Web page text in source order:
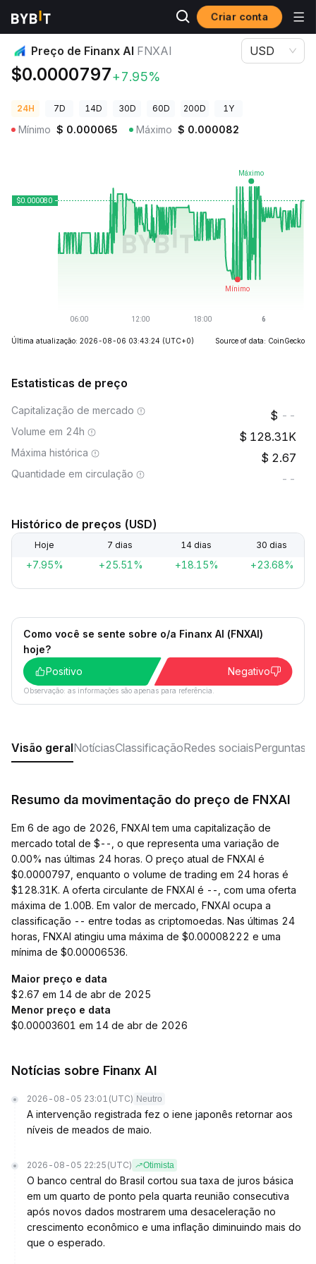
Criar conta
Preços de Criptomoedas Preço de Finanx AI FNXAI
Preço de Finanx AI FNXAI
$0.0000797+7.95%
USD
24H 7D 14D 30D 60D 200D 1Y
Mínimo $ 0.000065 Máximo $ 0.000082
Última atualização: 2026-08-06 03:43:24 (UTC+0) Source of data: CoinGecko
Estatisticas de preço
Capitalização de mercado --
Volume em 24h 128.31K
Máxima histórica 2.67
Quantidade em circulação --
Histórico de preços (USD)
Hoje 7 dias 14 dias 30 dias
+7.95% +25.51% +18.15% +23.68%
Como você se sente sobre o/a Finanx AI (FNXAI)
hoje?
Positivo
Negativo
Observação: as informações são apenas para referência.
Visão geralNotíciasClassificaçãoRedes sociaisPerguntas
Resumo da movimentação do preço de FNXAI
Em 6 de ago de 2026, FNXAI tem uma capitalização de
mercado total de $--, o que representa uma variação de
0.00% nas últimas 24 horas. O preço atual de FNXAI é
$0.0000797, enquanto o volume de trading em 24 horas é
$128.31K. A oferta circulante de FNXAI é --, com uma oferta
máxima de 1.00B. Em valor de mercado, FNXAI ocupa a
classificação -- entre todas as criptomoedas. Nas últimas 24
horas, FNXAI atingiu uma máxima de $0.00008222 e uma
mínima de $0.00006536.
Maior preço e data
$2.67 em 14 de abr de 2025
Menor preço e data
$0.00003601 em 14 de abr de 2026
Notícias sobre Finanx AI
2026-08-05 23:01 (UTC) Neutro
A intervenção registrada fez o iene japonês retornar aos
níveis de meados de maio.
2026-08-05 22:25 (UTC) Otimista
O banco central do Brasil cortou sua taxa de juros básica
em um quarto de ponto pela quarta reunião consecutiva
após novos dados mostrarem uma desaceleração no
crescimento econômico e uma inflação diminuindo mais do
que o esperado.